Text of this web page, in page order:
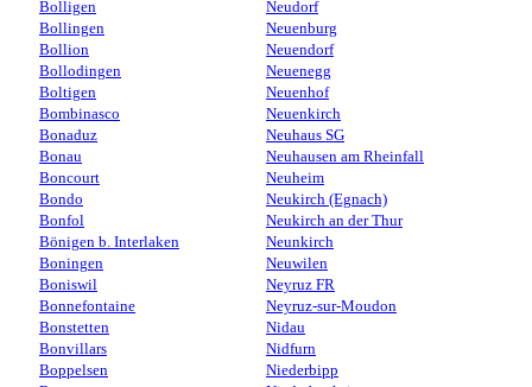
Bolligen
Bollingen
Bollion
Bollodingen
Boltigen
Bombinasco
Bonaduz
Bonau
Boncourt
Bondo
Bonfol
Bönigen b. Interlaken
Boningen
Boniswil
Bonnefontaine
Bonstetten
Bonvillars
Boppelsen
Neudorf
Neuenburg
Neuendorf
Neuenegg
Neuenhof
Neuenkirch
Neuhaus SG
Neuhausen am Rheinfall
Neuheim
Neukirch (Egnach)
Neukirch an der Thur
Neunkirch
Neuwilen
Neyruz FR
Neyruz-sur-Moudon
Nidau
Nidfurn
Niederbipp